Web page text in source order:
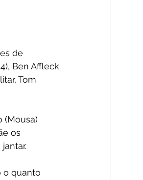
de
Ben Affleck
Tom
(Mousa)
os
o quanto